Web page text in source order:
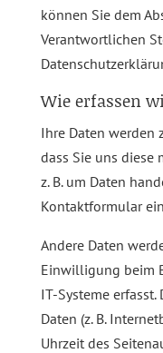
können Sie dem
Verantwortlichen
Wie erfassen
Ihre Daten werden
dass Sie uns diese
z. B. um Daten
Kontaktformular
Andere Daten
Einwilligung beim
IT-Systeme
Daten (z. B.
Uhrzeit des